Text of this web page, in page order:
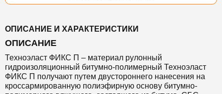
ОПИСАНИЕ И ХАРАКТЕРИСТИКИ
ОПИСАНИЕ
Техноэласт ФИКС П – материал рулонный
гидроизоляционный битумно-полимерный Техноэласт
ФИКС П получают путем двустороннего нанесения на
кроссармированную полиэфирную основу битумно-